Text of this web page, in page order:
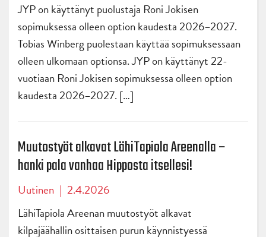
JYP on käyttänyt puolustaja Roni Jokisen
sopimuksessa olleen option kaudesta 2026–2027.
Tobias Winberg puolestaan käyttää sopimuksessaan
olleen ulkomaan optionsa. JYP on käyttänyt 22-
vuotiaan Roni Jokisen sopimuksessa olleen option
kaudesta 2026–2027. […]
Muutostyöt alkavat LähiTapiola Areenalla –
hanki pala vanhaa Hipposta itsellesi!
Uutinen | 2.4.2026
LähiTapiola Areenan muutostyöt alkavat
kilpajäähallin osittaisen purun käynnistyessä